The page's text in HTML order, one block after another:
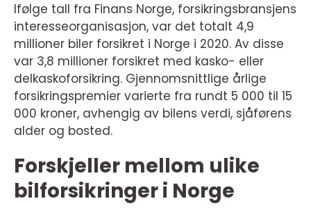
Ifølge tall fra Finans Norge, forsikringsbransjens
interesseorganisasjon, var det totalt 4,9
millioner biler forsikret i Norge i 2020. Av disse
var 3,8 millioner forsikret med kasko- eller
delkaskoforsikring. Gjennomsnittlige årlige
forsikringspremier varierte fra rundt 5 000 til 15
000 kroner, avhengig av bilens verdi, sjåførens
alder og bosted.
Forskjeller mellom ulike
bilforsikringer i Norge